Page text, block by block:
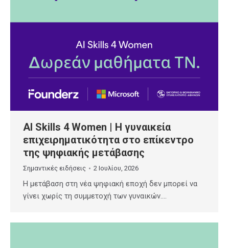
AI Skills 4 Women | Η γυναικεία
επιχειρηματικότητα στο επίκεντρο
της ψηφιακής μετάβασης
Σημαντικές ειδήσεις 2 Ιουλίου, 2026
Η μετάβαση στη νέα ψηφιακή εποχή δεν μπορεί να
γίνει χωρίς τη συμμετοχή των γυναικών.…